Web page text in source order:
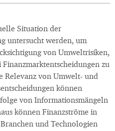
Situation der
untersucht werden, um
von Umweltrisiken,
zu
Relevanz von Umwelt- und
können
von Informationsmängeln
können Finanzströme in
und Technologien